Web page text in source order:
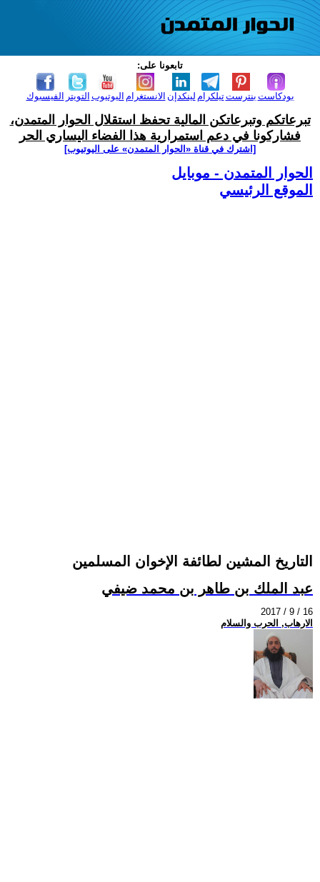
تابعونا على:
الفيسبوك التويتر اليوتيوب الانستغرام لينكدإن تيلكرامبنترست بودكاست
تبرعاتكم وتبرعاتكن المالية تحفظ استقلال الحوار المتمدن،
فشاركونا في دعم استمرارية هذا الفضاء اليساري الحر
[اشترك في قناة ‫«الحوار المتمدن» على اليوتيوب]
الحوار المتمدن - موبايل
الموقع الرئيسي
التاريخ المشين لطائفة الإخوان المسلمين
عبد الملك بن طاهر بن محمد ضيفي
2017 / 9 / 16
الارهاب, الحرب والسلام